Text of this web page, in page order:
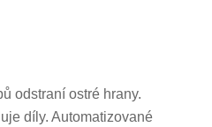
odstraní ostré hrany.
díly. Automatizované